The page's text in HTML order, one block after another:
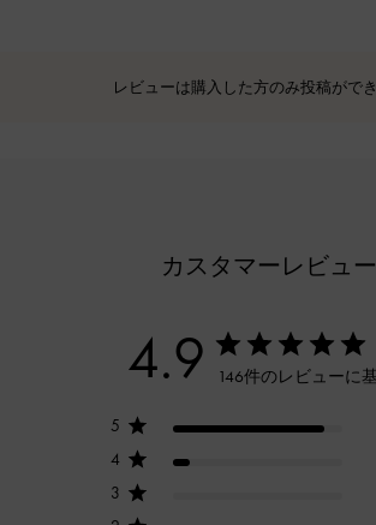
レビューは購入した方のみ投稿ができ
カスタマーレビュー
4.9 146件のレビューに
5
4
3